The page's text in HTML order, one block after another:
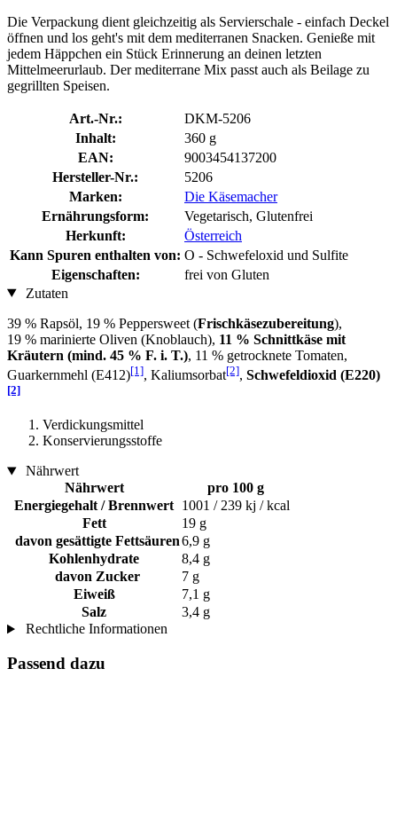
Die Verpackung dient gleichzeitig als Servierschale - einfach Deckel
öffnen und los geht's mit dem mediterranen Snacken. Genieße mit
jedem Häppchen ein Stück Erinnerung an deinen letzten
Mittelmeerurlaub. Der mediterrane Mix passt auch als Beilage zu
gegrillten Speisen.
Art.-Nr.:
DKM-5206
Inhalt:
360 g
EAN:
9003454137200
Hersteller-Nr.:
5206
Marken:
Die Käsemacher
Ernährungsform:
Vegetarisch, Glutenfrei
Herkunft:
Österreich
Kann Spuren enthalten von: O - Schwefeloxid und Sulfite
Eigenschaften:
frei von Gluten
Zutaten
39 % Rapsöl, 19 % Peppersweet (Frischkäsezubereitung),
19 % marinierte Oliven (Knoblauch), 11 % Schnittkäse mit
Kräutern (mind. 45 % F. i. T.), 11 % getrocknete Tomaten,
Guarkernmehl (E412)[1], Kaliumsorbat[2], Schwefeldioxid (E220)
[2]
Verdickungsmittel
Konservierungsstoffe
Nährwert
Nährwert
pro 100 g
Energiegehalt / Brennwert 1001 / 239 kj / kcal
Fett
19 g
davon gesättigte Fettsäuren6,9 g
Kohlenhydrate
8,4 g
davon Zucker
7 g
Eiweiß
7,1 g
Salz
3,4 g
Rechtliche Informationen
Passend dazu